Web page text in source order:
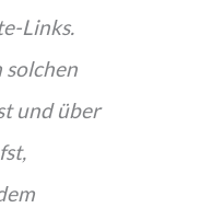
Links.
solchen
und über